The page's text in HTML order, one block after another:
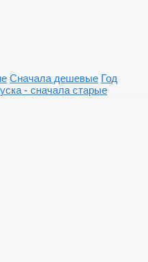
Сначала дешевые Год
- сначала старые